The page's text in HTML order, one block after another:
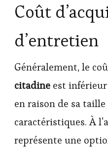
Coût
d’entretien
Généralement, le
citadine est inférieur
en raison de sa taille
caractéristiques. À
représente une